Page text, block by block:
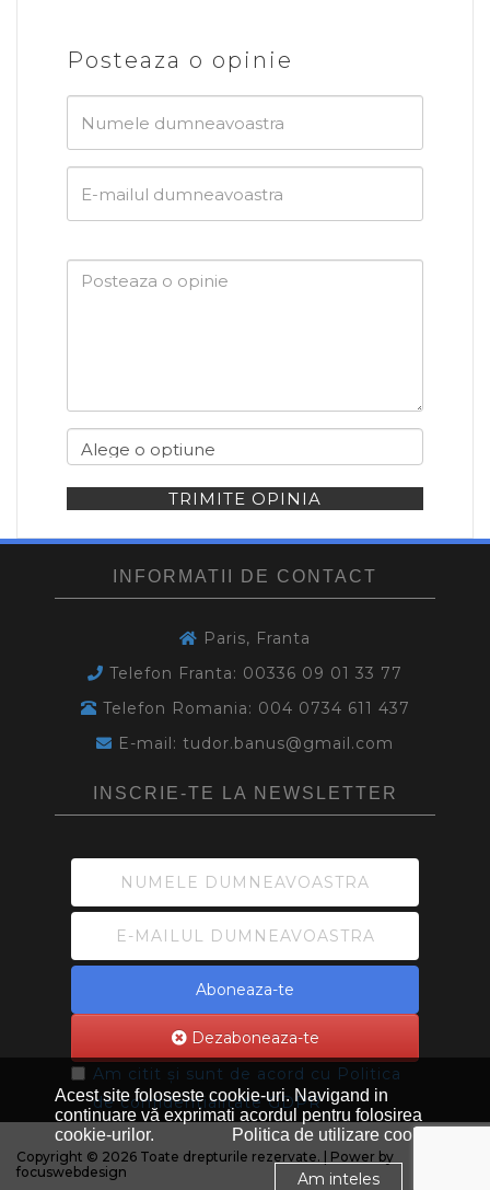
Posteaza o opinie
Numele
dumneavoastra
E-
mailul
dumneavoastra
TRIMITE OPINIA
INFORMATII DE CONTACT
Paris, Franta
Telefon Franta: 00336 09 01 33 77
Telefon Romania: 004 0734 611 437
E-mail: tudor.banus@gmail.com
INSCRIE-TE LA NEWSLETTER
Aboneaza-te
Dezaboneaza-te
Am citit și sunt de acord cu Politica
de confidentialitate GDPR
Copyright © 2026 Toate drepturile rezervate. | Power by
focuswebdesign
Acest site foloseste cookie-uri. Navigand in
continuare vă exprimati acordul pentru folosirea
cookie-urilor.
Politica de utilizare cookie
Am inteles